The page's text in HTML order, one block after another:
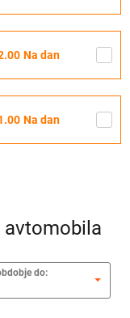
Na dan
Na dan
do: